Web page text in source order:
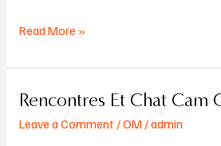
Read More »
Rencontres Et Chat Cam
Leave a Comment /OM/admin
Rencontres